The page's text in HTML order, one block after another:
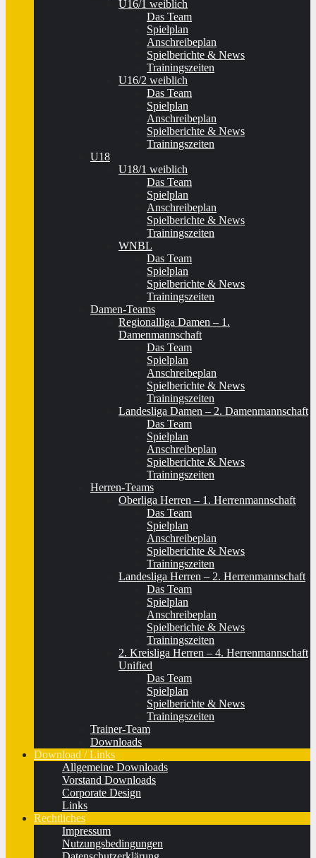
U16/1 weiblich
Das Team
Spielplan
Anschreibeplan
Spielberichte & News
Trainingszeiten
U16/2 weiblich
Das Team
Spielplan
Anschreibeplan
Spielberichte & News
Trainingszeiten
U18
U18/1 weiblich
Das Team
Spielplan
Anschreibeplan
Spielberichte & News
Trainingszeiten
WNBL
Das Team
Spielplan
Spielberichte & News
Trainingszeiten
Damen-Teams
Regionalliga Damen – 1.
Damenmannschaft
Das Team
Spielplan
Anschreibeplan
Spielberichte & News
Trainingszeiten
Landesliga Damen – 2. Damenmannschaft
Das Team
Spielplan
Anschreibeplan
Spielberichte & News
Trainingszeiten
Herren-Teams
Oberliga Herren – 1. Herrenmannschaft
Das Team
Spielplan
Anschreibeplan
Spielberichte & News
Trainingszeiten
Landesliga Herren – 2. Herrenmannschaft
Das Team
Spielplan
Anschreibeplan
Spielberichte & News
Trainingszeiten
2. Kreisliga Herren – 4. Herrenmannschaft
Unified
Das Team
Spielplan
Spielberichte & News
Trainingszeiten
Trainer-Team
Downloads
Download / Links
Allgemeine Downloads
Vorstand Downloads
Corporate Design
Links
Rechtliches
Impressum
Nutzungsbedingungen